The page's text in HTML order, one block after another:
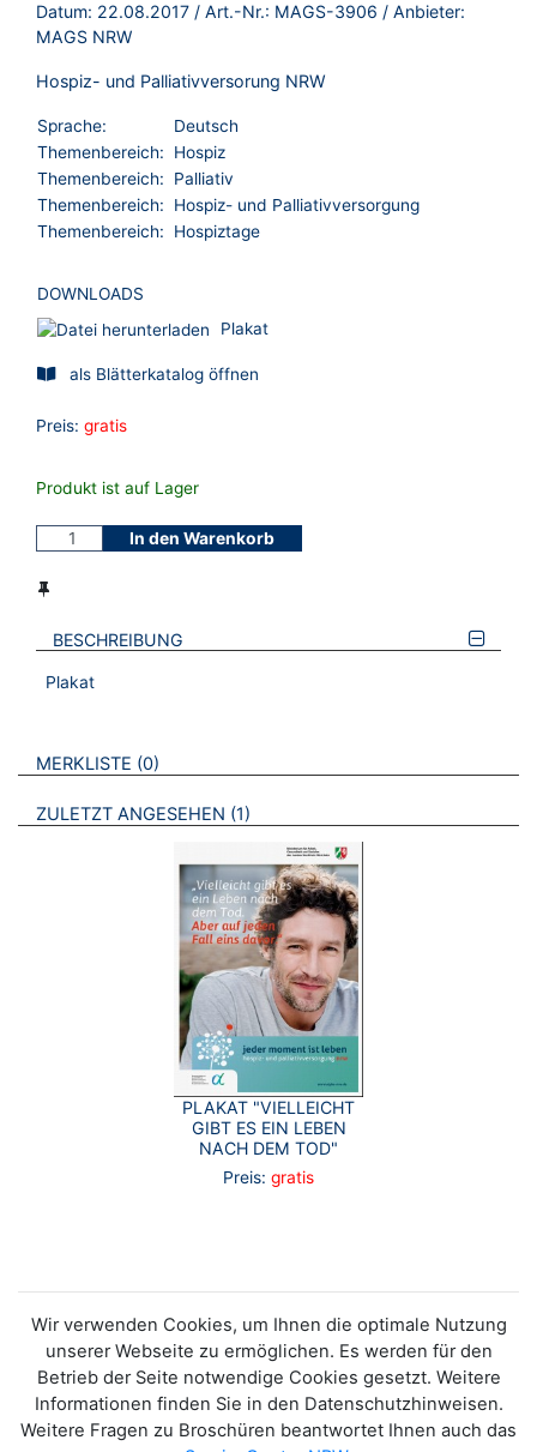
Datum: 22.08.2017 / Art.-Nr.: MAGS-3906 / Anbieter:
MAGS NRW
Hospiz- und Palliativversorung NRW
Sprache:
Deutsch
Themenbereich:
Hospiz
Themenbereich:
Palliativ
Themenbereich:
Hospiz- und Palliativversorgung
Themenbereich:
Hospiztage
DOWNLOADS
Plakat
als Blätterkatalog öffnen
Preis: gratis
Produkt ist auf Lager
In den Warenkorb
BESCHREIBUNG
Plakat
VERWEISE AUF VERMERKTE- ODER ZULETZT ANGESEHENE
MERKLISTE 0 BROSCHÜREN
ZULETZT ANGESEHEN 1 BROSCHÜREN
PLAKAT "VIELLEICHT
GIBT ES EIN LEBEN
NACH DEM TOD"
Preis: gratis
Wir verwenden Cookies, um Ihnen die optimale Nutzung
unserer Webseite zu ermöglichen. Es werden für den
Betrieb der Seite notwendige Cookies gesetzt. Weitere
Informationen finden Sie in den Datenschutzhinweisen.
Weitere Fragen zu Broschüren beantwortet Ihnen auch das